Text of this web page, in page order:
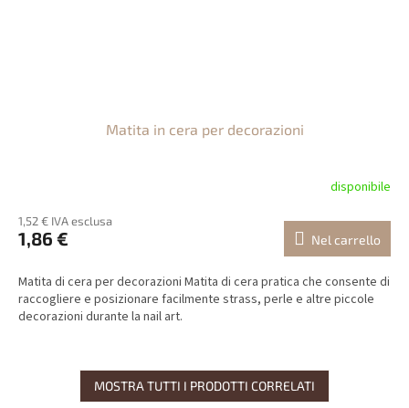
Matita in cera per decorazioni
disponibile
1,52 € IVA esclusa
1,86 € Nel carrello
Matita di cera per decorazioni Matita di cera pratica che consente di
raccogliere e posizionare facilmente strass, perle e altre piccole
decorazioni durante la nail art.
MOSTRA TUTTI I PRODOTTI CORRELATI